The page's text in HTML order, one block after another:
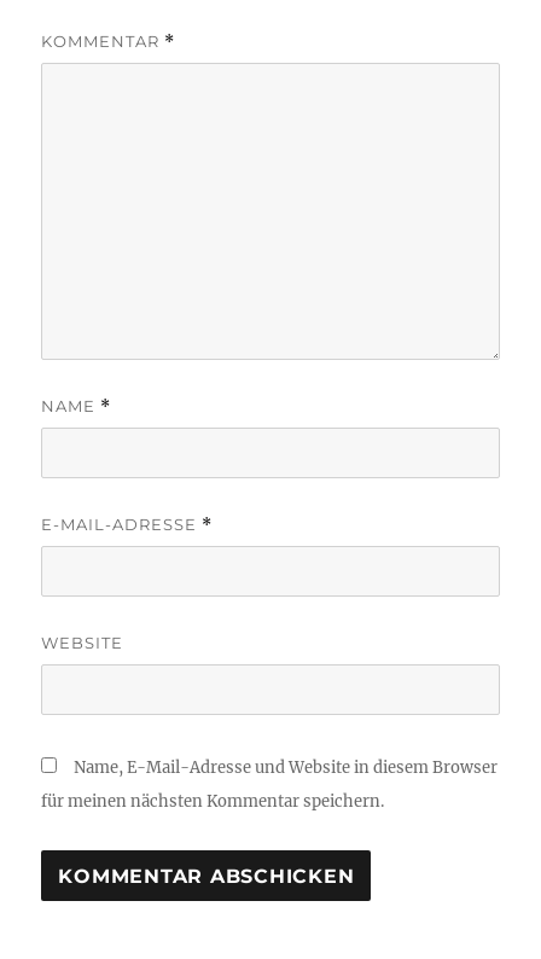
KOMMENTAR *
NAME *
E-MAIL-ADRESSE *
WEBSITE
Name, E-Mail-Adresse und Website in diesem Browser
für meinen nächsten Kommentar speichern.